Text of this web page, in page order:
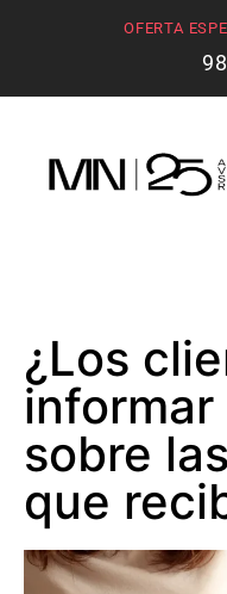
OFERTA
¿Los
informar
sobre
que